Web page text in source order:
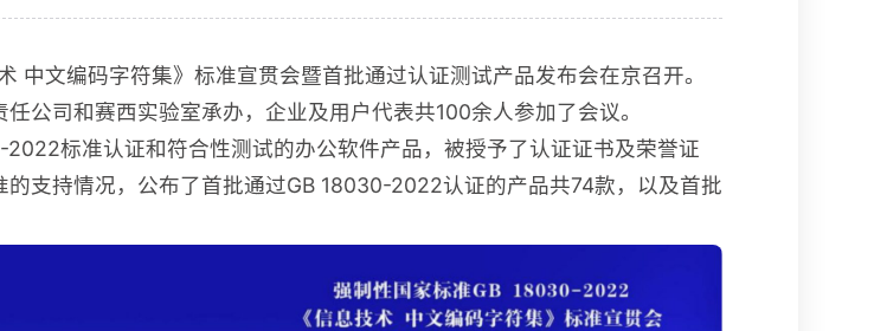
文编码字符集》标准宣贯会暨首批通过认证测试产品发布会在京召开。
公司和赛西实验室承办，企业及用户代表共100余人参加了会议。
标准认证和符合性测试的办公软件产品，被授予了认证证书及荣誉证
支持情况，公布了首批通过GB 18030-2022认证的产品共74款，以及首批